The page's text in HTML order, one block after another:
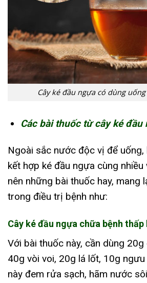
Cây ké đầu ngựa có dùng
Các bài thuốc từ cây ké đầu
Ngoài sắc nước độc vị để
kết hợp ké đầu ngựa cùng
nên những bài thuốc hay, mang
trong điều trị bệnh như:
Cây ké đầu ngựa chữa bệnh
Với bài thuốc này, cần dùng 20g
40g vòi voi, 20g lá lốt, 10g
này đem rửa sạch, hãm nước